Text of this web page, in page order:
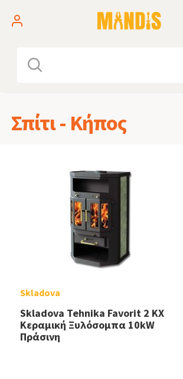
Σπίτι - Κήπος
Skladova
Skladova Tehnika Favorit 2 KX
Κεραμική Ξυλόσομπα 10kW
Πράσινη